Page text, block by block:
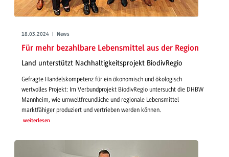
18.03.2024 | News
Für mehr bezahlbare Lebensmittel aus der Region
Land unterstützt Nachhaltigkeitsprojekt BiodivRegio
Gefragte Handelskompetenz für ein ökonomisch und ökologisch
wertvolles Projekt: Im Verbundprojekt BiodivRegio untersucht die DHBW
Mannheim, wie umweltfreundliche und regionale Lebensmittel
marktfähiger produziert und vertrieben werden können.
weiterlesen